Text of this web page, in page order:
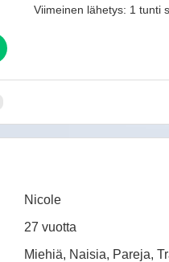
Viimeinen lähetys: 1 tunti
Nicole
27 vuotta
Miehiä, Naisia, Pareja,